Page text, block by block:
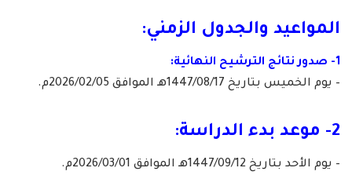
المواعيد والجدول الزمني:
1- صدور نتائج الترشيح النهائية:
– يوم الخميس بتاريخ 1447/08/17هـ الموافق 2026/02/05م.
2- موعد بدء الدراسة:
– يوم الأحد بتاريخ 1447/09/12هـ الموافق 2026/03/01م.